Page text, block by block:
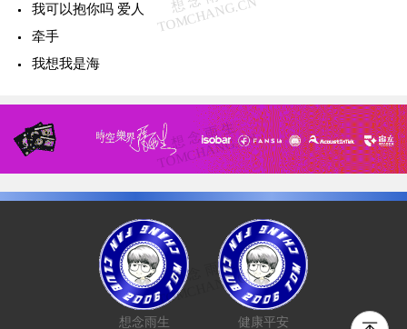
我可以抱你吗 爱人
牵手
我想我是海
想念雨生 健康平安